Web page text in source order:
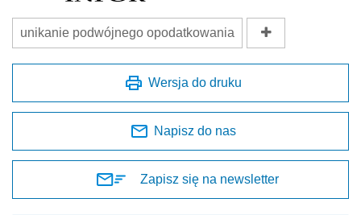
unikanie podwójnego opodatkowania
Wersja do druku
Napisz do nas
Zapisz się na newsletter